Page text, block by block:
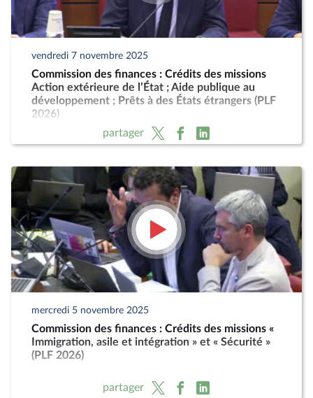
vendredi 7 novembre 2025
Commission des finances : Crédits des missions
Action extérieure de l’État ; Aide publique au
développement ; Prêts à des États étrangers (PLF
2026)
partager
mercredi 5 novembre 2025
Commission des finances : Crédits des missions «
Immigration, asile et intégration » et « Sécurité »
(PLF 2026)
partager